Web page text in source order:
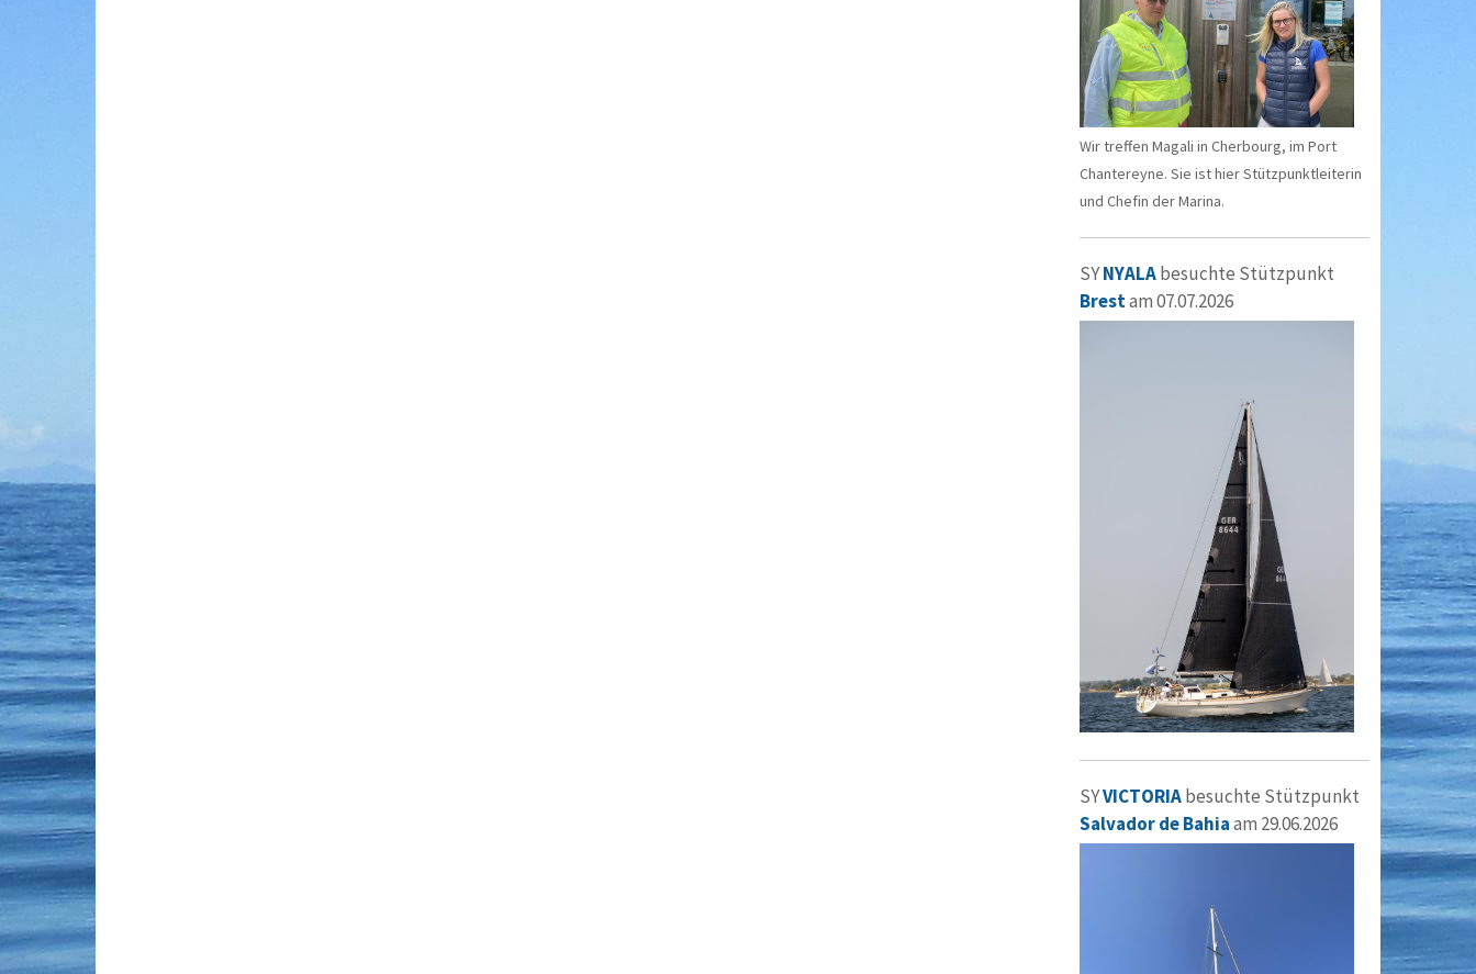
Wir treffen Magali in Cherbourg, im Port
Chantereyne. Sie ist hier Stützpunktleiterin
und Chefin der Marina.
SYNYALAbesuchte Stützpunkt
Brestam 07.07.2026
SYVICTORIAbesuchte Stützpunkt
Salvador de Bahiaam 29.06.2026